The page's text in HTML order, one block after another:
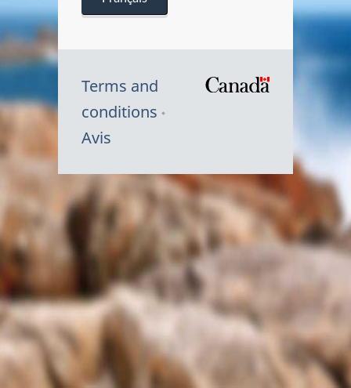
Terms and
conditions
Avis
Symbole
du
Canada